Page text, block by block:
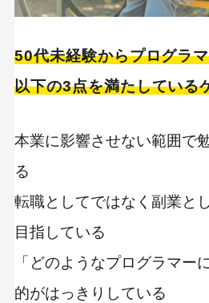
50代未経験からプログラ
以下の3点を満たしている
本業に影響させない範囲で
る
転職としてではなく副業と
目指している
「どのようなプログラマー
的がはっきりしている